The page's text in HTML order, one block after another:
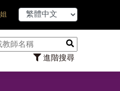
進階搜尋
【7/31】114